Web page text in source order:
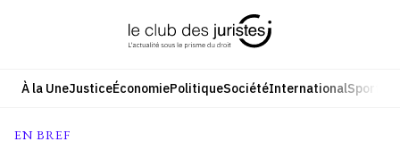
À la UneJusticeÉconomiePolitiqueSociétéInternationalSport
EN BREF